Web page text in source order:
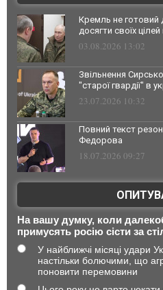
Кремль не готовий
досягти своїх
03.08.2026 13:02
Звільнення
"старої гвардії" в
23.07.2026 10:32
Повний текст
Федорова
18.07.2026 09:27
На вашу думку, коли
примусять росію сісти за
У найближчі місяці удари
настільки болючими, що
поновити перемовини